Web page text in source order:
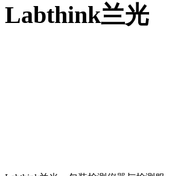
Labthink兰光